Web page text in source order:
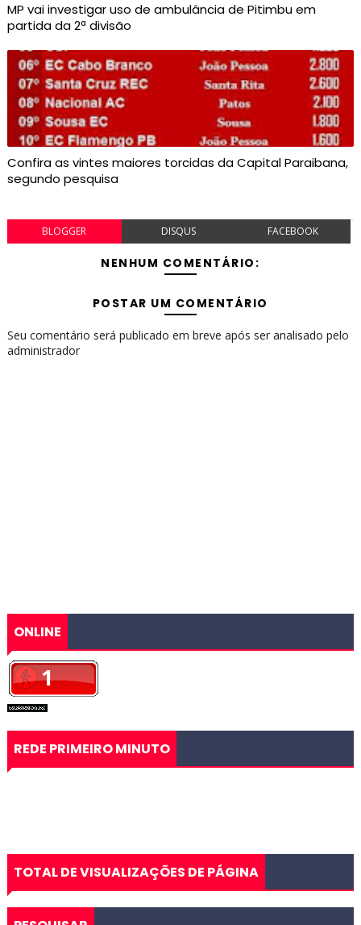
MP vai investigar uso de ambulância de Pitimbu em
partida da 2ª divisão
Confira as vintes maiores torcidas da Capital Paraibana,
segundo pesquisa
BLOGGER DISQUS FACEBOOK
NENHUM COMENTÁRIO:
POSTAR UM COMENTÁRIO
Seu comentário será publicado em breve após ser analisado pelo
administrador
ONLINE
REDE PRIMEIRO MINUTO
TOTAL DE VISUALIZAÇÕES DE PÁGINA